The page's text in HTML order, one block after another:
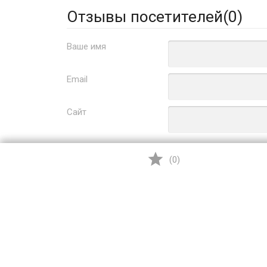
Отзывы посетителей(0)
Ваше имя
Email
Сайт
(0)